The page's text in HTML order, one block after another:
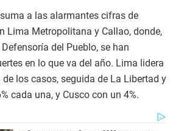
a las alarmantes cifras de
Lima Metropolitana y Callao, donde,
del Pueblo, se han
en lo que va del año. Lima lidera
de los casos, seguida de La Libertad y
cada una, y Cusco con un 4%.